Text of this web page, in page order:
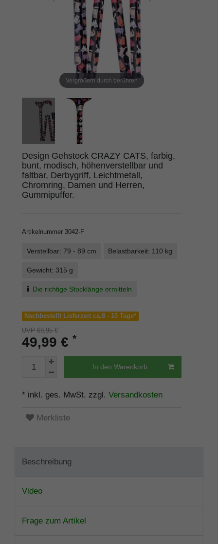
Vergrößern durch berühren
Design Gehstock CRAZY CATS, farbig,
bunt, modisch, höhenverstellbar und
faltbar, Derbygriff, Leichtmetall,
Chromring, Damen und Herren,
Gummipuffer.
Artikelnummer 3042-F
Verstellbar: 79 - 89 cm Belastbarkeit: 110 kg
Gewicht: 315 g
Die richtige Stocklänge ermitteln
Nachbestellt Lieferzeit ca.8 - 10 Tage*
UVP 69,95 €
49,99 € *
In den Warenkorb
* inkl. ges. MwSt. zzgl. Versandkosten
Merkliste
Beschreibung
Video
Frage zum Artikel